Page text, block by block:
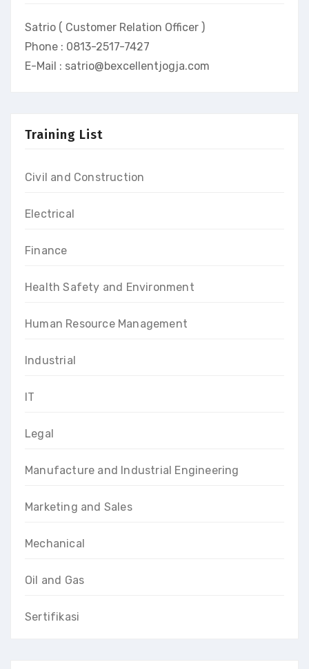
Satrio ( Customer Relation Officer )
Phone : 0813-2517-7427
E-Mail : satrio@bexcellentjogja.com
Training List
Civil and Construction
Electrical
Finance
Health Safety and Environment
Human Resource Management
Industrial
IT
Legal
Manufacture and Industrial Engineering
Marketing and Sales
Mechanical
Oil and Gas
Sertifikasi